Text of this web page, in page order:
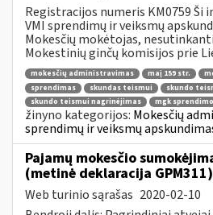
Registracijos numeris KM0759 Ši
VMI sprendimų ir veiksmų
Mokesčių mokėtojas,
Mokestinių ginčų komisijos prie
mokesčių administravimas maį 159 str.
sprendimas
skundas teismui
skundo
skundo teismui nagrinėjimas
mgk
žinyno kategorijos: Mokesčių
sprendimų ir veiksmų
Pajamų mokesčio
(metinė deklaracija GPM311)
Web turinio sąrašas 2020-02-10